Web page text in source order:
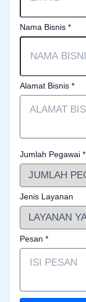
Nama Bisnis*
Alamat Bisnis*
Jumlah Pegawai*
Jenis Layanan
Pesan*